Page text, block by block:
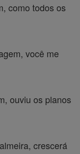
como todos os
você me
ouviu os planos
crescerá